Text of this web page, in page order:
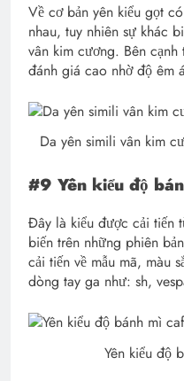
Về cơ bản yên kiểu gọt
nhau, tuy nhiên sự khác
vân kim cương. Bên
đánh giá cao nhờ độ êm
Da yên simili vân kim
#9 Yên kiểu độ
Đây là kiểu được cải tiến
biến trên những phiên
cải tiến về mẫu mã, màu
dòng tay ga như: sh,
Yên kiểu độ